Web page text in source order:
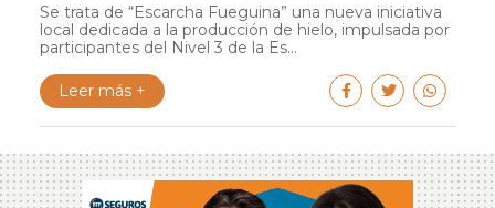
Se trata de “Escarcha Fueguina” una nueva iniciativa
local dedicada a la producción de hielo, impulsada por
participantes del Nivel 3 de la Es...
Leer más +